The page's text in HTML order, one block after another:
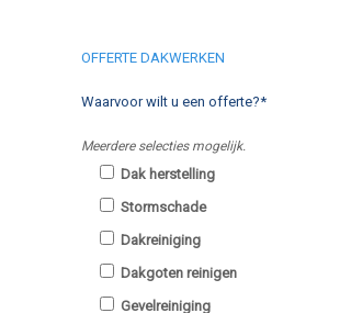
OFFERTE DAKWERKEN
Waarvoor wilt u een offerte?*
Meerdere selecties mogelijk.
Dak herstelling
Stormschade
Dakreiniging
Dakgoten reinigen
Gevelreiniging